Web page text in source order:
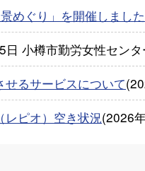
めぐり」を開催しました
日 小樽市勤労女性センタ
るサービスについて(
レピオ）空き状況(2026